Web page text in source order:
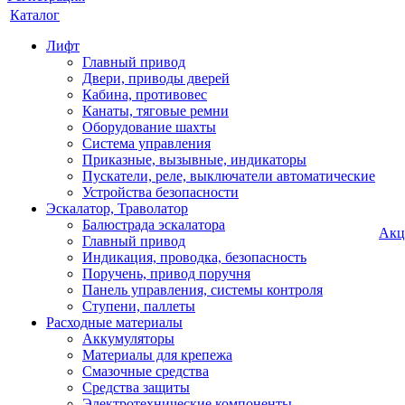
Каталог
Лифт
Главный привод
Двери, приводы дверей
Кабина, противовес
Канаты, тяговые ремни
Оборудование шахты
Система управления
Приказные, вызывные, индикаторы
Пускатели, реле, выключатели автоматические
Устройства безопасности
Эскалатор, Траволатор
Балюстрада эскалатора
Главный привод
Индикация, проводка, безопасность
Поручень, привод поручня
Панель управления, системы контроля
Ступени, паллеты
Расходные материалы
Аккумуляторы
Материалы для крепежа
Смазочные средства
Средства защиты